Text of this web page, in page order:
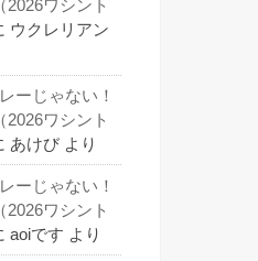
ワシント
ウクレリアン
ーじゃない！
ワシント
あけび より
ーじゃない！
ワシント
aoiです より